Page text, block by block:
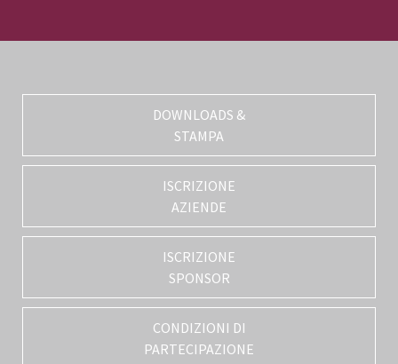
DOWNLOADS &
STAMPA
ISCRIZIONE
AZIENDE
ISCRIZIONE
SPONSOR
CONDIZIONI DI
PARTECIPAZIONE